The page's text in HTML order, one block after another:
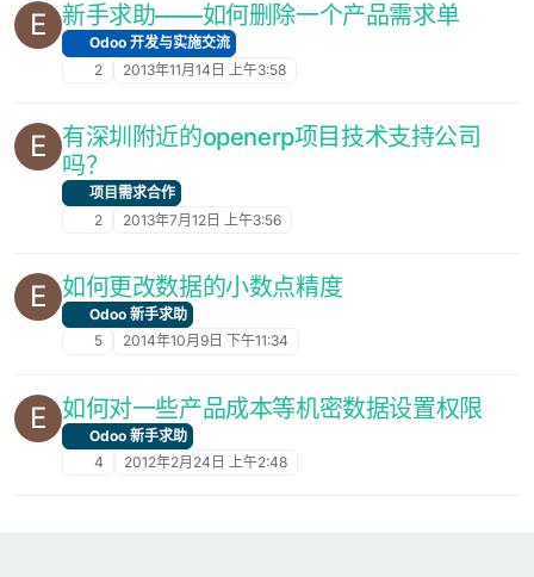
E 新手求助——如何删除一个产品需求单
Odoo 开发与实施交流
2
2013年11月14日 上午3:58
E
有深圳附近的openerp项目技术支持公司
吗？
项目需求合作
2
2013年7月12日 上午3:56
E 如何更改数据的小数点精度
Odoo 新手求助
5
2014年10月9日 下午11:34
E 如何对一些产品成本等机密数据设置权限
Odoo 新手求助
4
2012年2月24日 上午2:48